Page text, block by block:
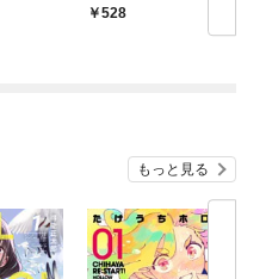
528
もっと見る